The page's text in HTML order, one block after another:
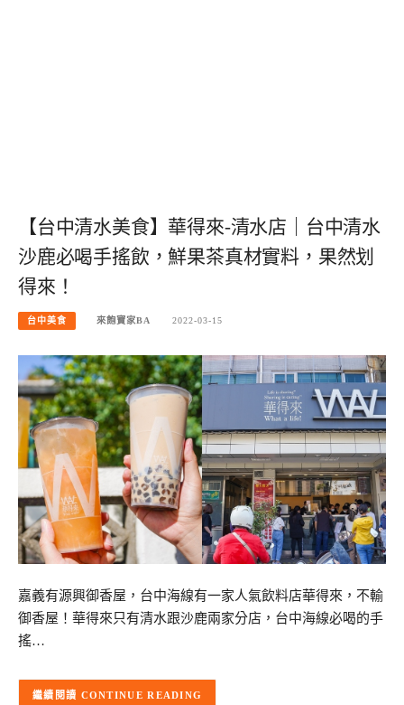
【台中清水美食】華得來-清水店｜台中清水
沙鹿必喝手搖飲，鮮果茶真材實料，果然划
得來！
台中美食 來飽寶家BA 2022-03-15
嘉義有源興御香屋，台中海線有一家人氣飲料店華得來，不輸
御香屋！華得來只有清水跟沙鹿兩家分店，台中海線必喝的手
搖…
CONTINUE READING